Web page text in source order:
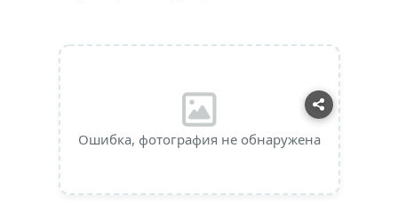
Ошибка, фотография не обнаружена